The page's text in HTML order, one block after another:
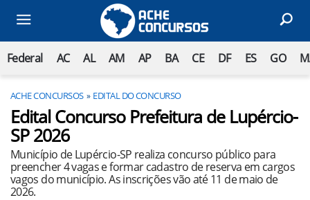
Federal AC AL AM AP BA CE DF ES GO
ACHE CONCURSOS EDITAL DO CONCURSO
Edital Concurso Prefeitura de Lupércio-
SP 2026
Município de Lupércio-SP realiza concurso público para
preencher 4 vagas e formar cadastro de reserva em cargos
vagos do município. As inscrições vão até 11 de maio de
2026.